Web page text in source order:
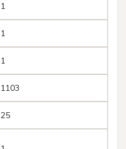
1
1
1
1103
25